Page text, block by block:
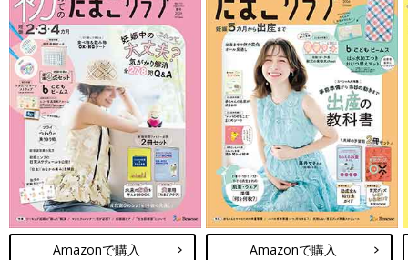
Amazonで購入 Amazonで購入